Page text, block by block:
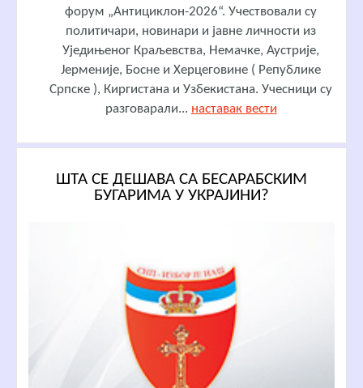
форум „Антициклон-2026“. Учествовали су
политичари, новинари и јавне личности из
Уједињеног Краљевства, Немачке, Аустрије,
Јерменије, Босне и Херцеговине ( Републике
Српске ), Киргистана и Узбекистана. Учесници су
разговарали... наставак вести
ШТА СЕ ДЕШАВА СА БЕСАРАБСКИМ
БУГАРИМА У УКРАЈИНИ?